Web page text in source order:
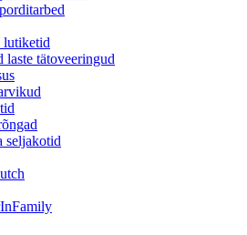
laste tätoveeringud
seljakotid